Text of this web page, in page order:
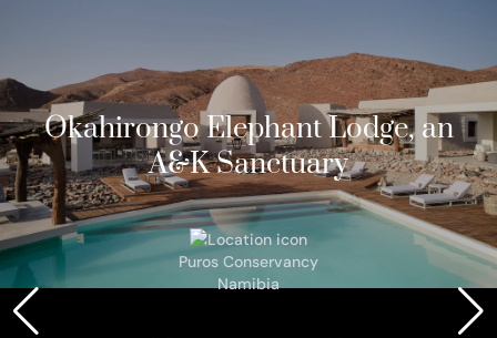
Okahirongo Elephant Lodge, an
A&K Sanctuary
Puros Conservancy
Namibia